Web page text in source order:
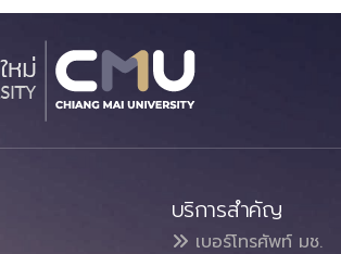
บริการสำคัญ
เบอร์โทรศัพท์ มช.